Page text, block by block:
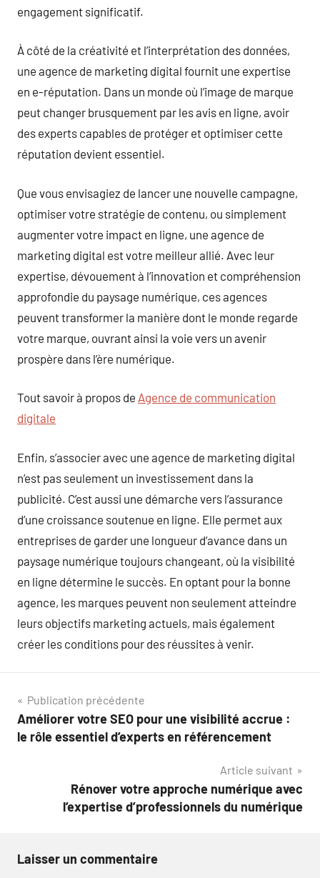
engagement significatif.
À côté de la créativité et l’interprétation des données,
une agence de marketing digital fournit une expertise
en e-réputation. Dans un monde où l’image de marque
peut changer brusquement par les avis en ligne, avoir
des experts capables de protéger et optimiser cette
réputation devient essentiel.
Que vous envisagiez de lancer une nouvelle campagne,
optimiser votre stratégie de contenu, ou simplement
augmenter votre impact en ligne, une agence de
marketing digital est votre meilleur allié. Avec leur
expertise, dévouement à l’innovation et compréhension
approfondie du paysage numérique, ces agences
peuvent transformer la manière dont le monde regarde
votre marque, ouvrant ainsi la voie vers un avenir
prospère dans l’ère numérique.
Tout savoir à propos de Agence de communication
digitale
Enfin, s’associer avec une agence de marketing digital
n’est pas seulement un investissement dans la
publicité. C’est aussi une démarche vers l’assurance
d’une croissance soutenue en ligne. Elle permet aux
entreprises de garder une longueur d’avance dans un
paysage numérique toujours changeant, où la visibilité
en ligne détermine le succès. En optant pour la bonne
agence, les marques peuvent non seulement atteindre
leurs objectifs marketing actuels, mais également
créer les conditions pour des réussites à venir.
Navigation
de
Publication précédente
Améliorer votre SEO pour une visibilité accrue :
le rôle essentiel d’experts en référencement
Article suivant
Rénover votre approche numérique avec
l’expertise d’professionnels du numérique
Laisser un commentaire